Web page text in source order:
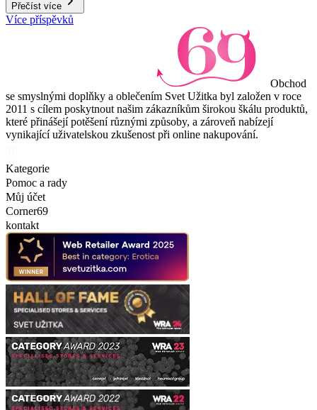
Přečíst více
Více příspěvků
Obchod
se smyslnými doplňky a oblečením Svet Užitka byl založen v roce
2011 s cílem poskytnout našim zákazníkům širokou škálu produktů,
které přinášejí potěšení různými způsoby, a zároveň nabízejí
vynikající uživatelskou zkušenost při online nakupování.
Kategorie
Pomoc a rady
Můj účet
Corner69
kontakt